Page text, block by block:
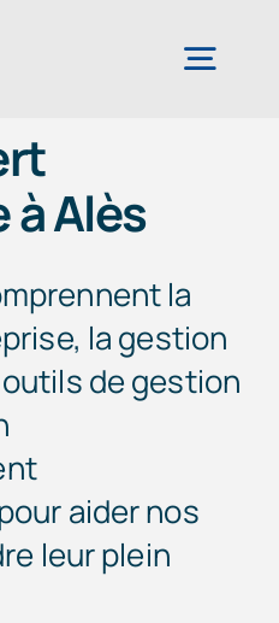
d’entreprise
& administrative
connectés
d’entrepreneur
Alès
la
la gestion
de gestion
aider nos
leur plein